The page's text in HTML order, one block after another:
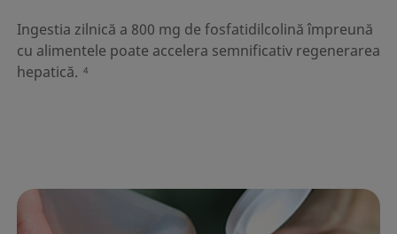
Ingestia zilnică a 800 mg de fosfatidilcolină împreună
cu alimentele poate accelera semnificativ regenerarea
hepatică. 4